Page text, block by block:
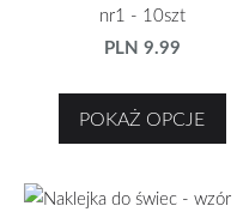
nr1 - 10szt
PLN 9.99
POKAŻ OPCJE